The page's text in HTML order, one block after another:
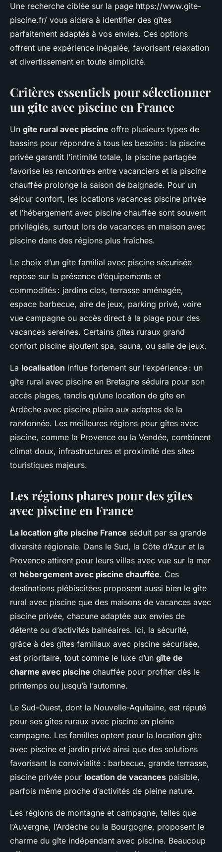
Une recherche ciblée sur la page https://www.gite-
piscine.fr/ vous aidera à identifier des gîtes
parfaitement adaptés à vos envies. Ces options
offrent une expérience inégalée, favorisant relaxation
et divertissement en toute simplicité.
Critères essentiels pour sélectionner
un gîte avec piscine en France
Un gîte rural avec piscine offre plusieurs types de
bassins pour répondre à tous les besoins : la piscine
privée garantit l’intimité totale, la piscine partagée
favorise les rencontres entre vacanciers et la piscine
chauffée prolonge la saison de baignade. Pour un
séjour confort, les locations vacances piscine privée
et l’hébergement avec piscine chauffée sont souvent
privilégiés, surtout lors de vacances en maison avec
piscine dans des régions plus fraîches.
Le choix d’un gîte familial avec piscine sécurisée
repose sur la présence d’équipements et
commodités : jardins clos, terrasse aménagée,
espace barbecue, aire de jeux, parking privé, voire
vue campagne ou accès direct à la plage pour des
vacances sereines. Certains gîtes ruraux grand
confort piscine ajoutent spa, sauna, ou salle de jeux.
La localisation influe fortement sur l’expérience : un
gîte rural avec piscine en Bretagne séduira pour son
accès plages, tandis qu’une location de gîte en
Ardèche avec piscine plaira aux adeptes de la
randonnée. Les meilleures régions pour gîtes avec
piscine, comme la Provence ou la Vendée, combinent
climat doux, infrastructures et proximité des sites
touristiques majeurs.
Les régions phares pour des gîtes
avec piscine en France
La location gîte piscine France séduit par sa grande
diversité régionale. Dans le Sud, la Côte d’Azur et la
Provence attirent pour leurs villas avec vue sur la mer
et hébergement avec piscine chauffée. Ces
destinations plébiscitées proposent aussi bien le gîte
rural avec piscine que des maisons de vacances avec
piscine privée, chacune adaptée aux envies de
détente ou d’activités balnéaires. Ici, la sécurité,
grâce à des gîtes familiaux avec piscine sécurisée,
est prioritaire, tout comme le luxe d’un gîte de
charme avec piscine chauffée pour profiter dès le
printemps ou jusqu’à l’automne.
Le Sud-Ouest, dont la Nouvelle-Aquitaine, est réputé
pour ses gîtes ruraux avec piscine en pleine
campagne. Les familles optent pour la location gîte
avec piscine et jardin privé ainsi que des solutions
favorisant la convivialité : barbecue, grande terrasse,
piscine privée pour location de vacances paisible,
parfois même proche d’activités de pleine nature.
Les régions de montagne et campagne, telles que
l’Auvergne, l’Ardèche ou la Bourgogne, proposent le
charme du gîte indépendant avec piscine. Beaucoup